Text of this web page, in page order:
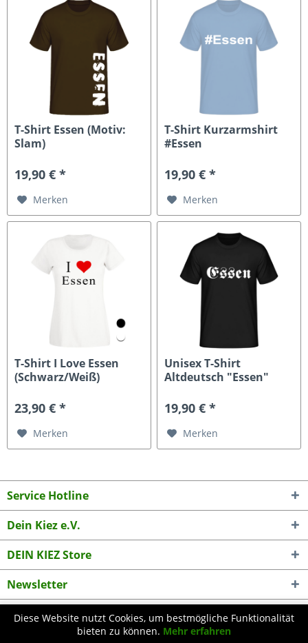
T-Shirt Essen (Motiv:
Slam)
19,90 € *
Merken
T-Shirt Kurzarmshirt
#Essen
19,90 € *
Merken
T-Shirt I Love Essen
(Schwarz/Weiß)
23,90 € *
Merken
Unisex T-Shirt
Altdeutsch "Essen"
19,90 € *
Merken
Service Hotline
Dein Kiez e.V.
DEIN KIEZ Store
Newsletter
* Alle Preise inkl. gesetzl. Mehrwertsteuer zzgl.Versandkostenund ggf.
Nachnahmegebühren, wenn nicht anders beschrieben
Diese Website nutzt Cookies, um bestmögliche Funktionalität
bieten zu können. Mehr erfahren